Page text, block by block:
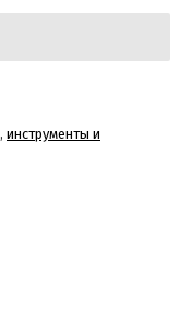
, инструменты и